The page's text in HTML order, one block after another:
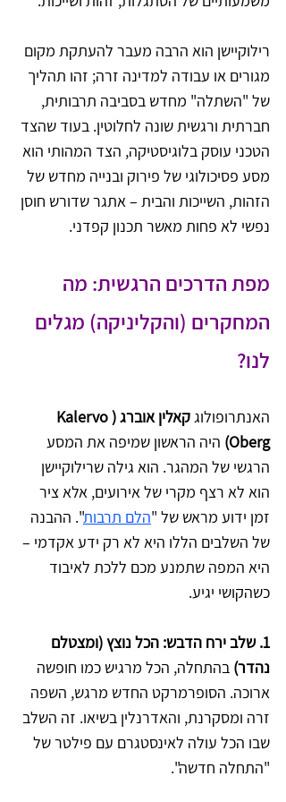
רילוקיישן הוא הרבה מעבר להעתקת מקום
מגורים או עבודה למדינה זרה; זהו תהליך
של "השתלה" מחדש בסביבה תרבותית,
חברתית ורגשית שונה לחלוטין. בעוד שהצד
הטכני עוסק בלוגיסטיקה, הצד המהותי הוא
מסע פסיכולוגי של פירוק ובנייה מחדש של
הזהות, השייכות והבית – אתגר שדורש חוסן
נפשי לא פחות מאשר תכנון קפדני.
מפת הדרכים הרגשית: מה
המחקרים (והקליניקה) מגלים
לנו?
האנתרופולוג
קאלין אוברג (Kalervo
Oberg) היה הראשון שמיפה את המסע
הרגשי של המהגר. הוא גילה שרילוקיישן
הוא לא רצף מקרי של אירועים, אלא ציר
זמן ידוע מראש של "הלם תרבות". ההבנה
של השלבים הללו היא לא רק ידע אקדמי –
היא המפה שתמנע מכם ללכת לאיבוד
כשהקושי יגיע.
1. שלב ירח הדבש: הכל נוצץ (ומצטלם
נהדר) בהתחלה, הכל מרגיש כמו חופשה
ארוכה. הסופרמרקט החדש מרגש, השפה
זרה ומסקרנת, והאדרנלין בשיאו. זה השלב
שבו הכל עולה לאינסטגרם עם פילטר של
"התחלה חדשה".